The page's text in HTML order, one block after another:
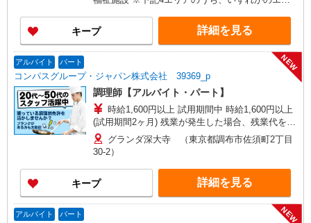
範囲は、お住まいやご希望を考慮して決定いたし
ますのでご相談ください。 ［1］東京エリア
… 八王子市、立川市、府中市、調布市、狛江市
［2］神奈川エリア …川崎市、横浜市青葉区
［3］千葉エリア … 千葉市緑区、船橋市、市原
市、木更津市、松戸市、柏市、流山市 ［4］埼玉
エリア … さいたま市大宮区、所沢市、入間
市、狭山市、和光市、朝霞市
キープ 詳細を見る
アルバイト パート
コンパスグループ・ジャパン株式会社 39369_p
NEW
調理師【アルバイト・パート】
時給1,600円以上 試用期間中 時給1,600円以上
(試用期間2ヶ月) 残業が発生した場合、残業代を1
分単位で別途支給します。
グランダ深大寺 （東京都調布市佐須町2丁目
30-2）
キープ 詳細を見る
アルバイト パート NEW